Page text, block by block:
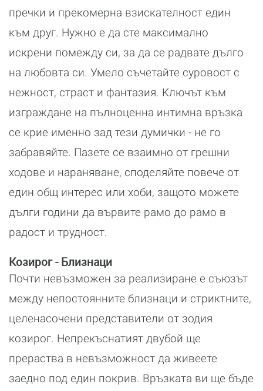
пречки и прекомерна взискателност един
към друг. Нужно е да сте максимално
искрени помежду си, за да се радвате дълго
на любовта си. Умело съчетайте суровост с
нежност, страст и фантазия. Ключът към
изграждане на пълноценна интимна връзка
се крие именно зад тези думички - не го
забравяйте. Пазете се взаимно от грешни
ходове и нараняване, споделяйте повече от
един общ интерес или хоби, защото можете
дълги години да вървите рамо до рамо в
радост и трудност.
Козирог - Близнаци
Почти невъзможен за реализиране е съюзът
между непостоянните близнаци и стриктните,
целенасочени представители от зодия
козирог. Непрекъснатият двубой ще
прераства в невъзможност да живеете
заедно под един покрив. Връзката ви ще бъде